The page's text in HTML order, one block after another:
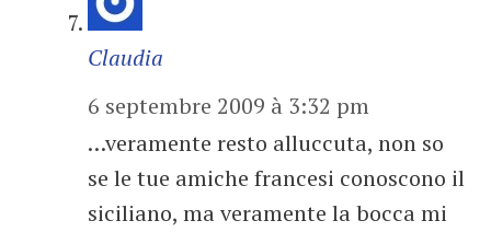
Claudia
6 septembre 2009 à 3:32 pm
…veramente resto alluccuta, non so
se le tue amiche francesi conoscono il
siciliano, ma veramente la bocca mi